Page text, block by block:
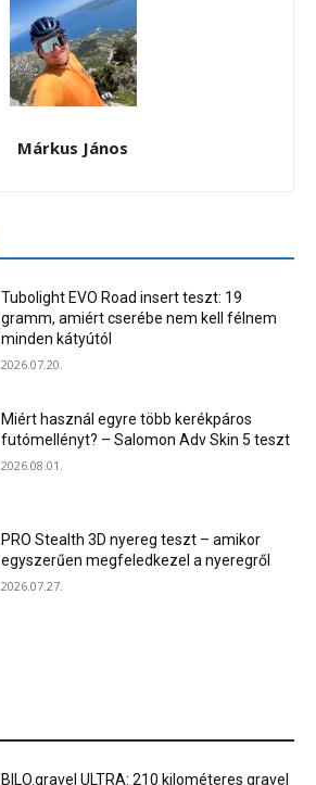
Márkus János
Tubolight EVO Road insert teszt: 19
gramm, amiért cserébe nem kell félnem
minden kátyútól
2026.07.20.
Miért használ egyre több kerékpáros
futómellényt? – Salomon Adv Skin 5 teszt
2026.08.01.
PRO Stealth 3D nyereg teszt – amikor
egyszerűen megfeledkezel a nyeregről
2026.07.27.
BILO.gravel ULTRA: 210 kilométeres gravel